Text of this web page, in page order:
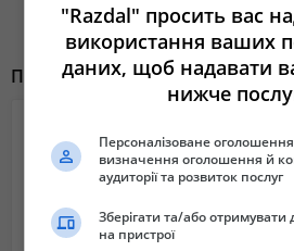
Похожие объявления
"Razdal" просить вас
використання ваших
даних, щоб надавати
нижче
Персоналізоване
визначення оголошення й
аудиторії та розвиток послуг
Зберігати та/або отримувати
на пристрої